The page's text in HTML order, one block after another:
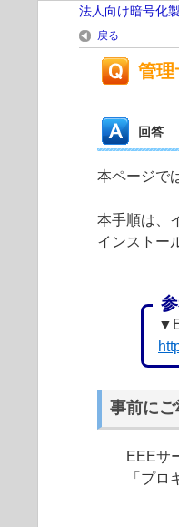
法人向け暗号化
戻る
管理
回答
本ページで
本手順は、
インストー
事前に
EEEサ
「プ